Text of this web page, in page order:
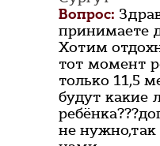
Вопрос:
принимаете
Хотим
тот момент
только 11,5
будут какие
не нужно,так